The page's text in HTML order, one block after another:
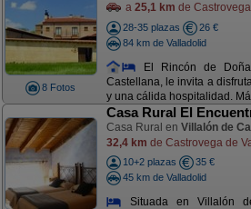
8 Fotos
a 25,1 km de
28-35 plazas
26 €
84 km de Valladolid
El Rincón de
Castellana, le invita a
y una cálida hospitalidad.
Casa Rural El
Casa Rural en Villalón de
32,4 km de Castrovega de
10+2 plazas
35 €
45 km de Valladolid
Situada en Villalón